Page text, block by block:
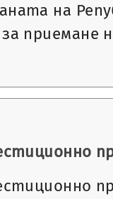
на
приемане